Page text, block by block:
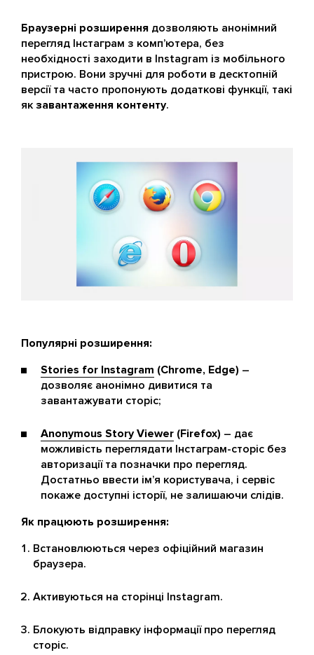
Браузерні розширення дозволяють анонімний
перегляд Інстаграм з комп’ютера, без
необхідності заходити в Instagram із мобільного
пристрою. Вони зручні для роботи в десктопній
версії та часто пропонують додаткові функції, такі
як завантаження контенту.
Популярні розширення:
Stories for Instagram (Chrome, Edge) –
дозволяє анонімно дивитися та
завантажувати сторіс;
Anonymous Story Viewer (Firefox) – дає
можливість переглядати Інстаграм-сторіс без
авторизації та позначки про перегляд.
Достатньо ввести ім’я користувача, і сервіс
покаже доступні історії, не залишаючи слідів.
Як працюють розширення:
Встановлюються через офіційний магазин
браузера.
Активуються на сторінці Instagram.
Блокують відправку інформації про перегляд
сторіс.